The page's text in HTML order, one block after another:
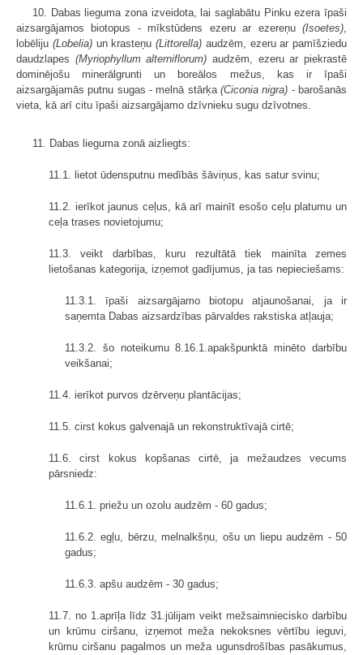
10. Dabas lieguma zona izveidota, lai saglabātu Pinku ezera īpaši
aizsar­gājamos biotopus - mīkstūdens ezeru ar ezereņu (Isoetes),
lobēliju (Lobelia)un krasteņu (Littorella) audzēm, ezeru ar pamīšziedu
daudzlapes (Myriophyllum alterniflorum) audzēm, ezeru ar piekrastē
dominējošu minerālgrunti un boreālos mežus, kas ir īpaši
aizsargājamās putnu sugas - melnā stārķa (Ciconia nigra) - barošanās
vieta, kā arī citu īpaši aizsargājamo dzīvnieku sugu dzīvotnes.
11. Dabas lieguma zonā aizliegts:
11.1. lietot ūdensputnu medībās šāviņus, kas satur svinu;
11.2. ierīkot jaunus ceļus, kā arī mainīt esošo ceļu platumu un
ceļa trases novietojumu;
11.3. veikt darbības, kuru rezultātā tiek mainīta zemes
lietošanas kategorija, izņemot gadījumus, ja tas nepieciešams:
11.3.1. īpaši aizsargājamo biotopu atjaunošanai, ja ir
saņemta Dabas aizsardzības pārvaldes rakstiska atļauja;
11.3.2. šo noteikumu 8.16.1.apakšpunktā minēto darbību
veikšanai;
11.4. ierīkot purvos dzērveņu plantācijas;
11.5. cirst kokus galvenajā un rekonstruktīvajā cirtē;
11.6. cirst kokus kopšanas cirtē, ja mežaudzes vecums
pārsniedz:
11.6.1. priežu un ozolu audzēm - 60 gadus;
11.6.2. egļu, bērzu, melnalkšņu, ošu un liepu audzēm - 50
gadus;
11.6.3. apšu audzēm - 30 gadus;
11.7. no 1.aprīļa līdz 31.jūlijam veikt mežsaimniecisko darbību
un krūmu ciršanu, izņemot meža nekoksnes vērtību ieguvi,
krūmu ciršanu pagalmos un meža ugunsdrošības pasākumus,